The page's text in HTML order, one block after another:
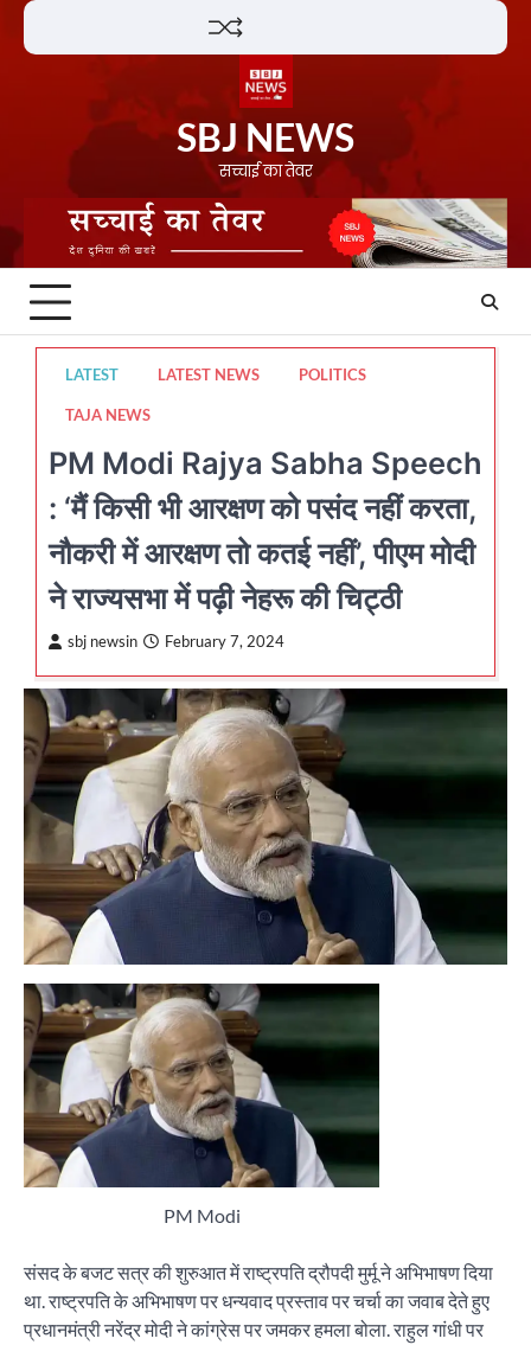
Skip
SBJ NEWS
सच्चाई का तेवर
LATEST LATEST NEWS POLITICS
TAJA NEWS
PM Modi Rajya Sabha Speech
: ‘मैं किसी भी आरक्षण को पसंद नहीं करता,
नौकरी में आरक्षण तो कतई नहीं’, पीएम मोदी
ने राज्यसभा में पढ़ी नेहरू की चिट्ठी
sbj newsin February 7, 2024
PM Modi
संसद के बजट सत्र की शुरुआत में राष्ट्रपति द्रौपदी मुर्मू ने अभिभाषण दिया
था. राष्ट्रपति के अभिभाषण पर धन्यवाद प्रस्ताव पर चर्चा का जवाब देते हुए
प्रधानमंत्री नरेंद्र मोदी ने कांग्रेस पर जमकर हमला बोला. राहुल गांधी पर